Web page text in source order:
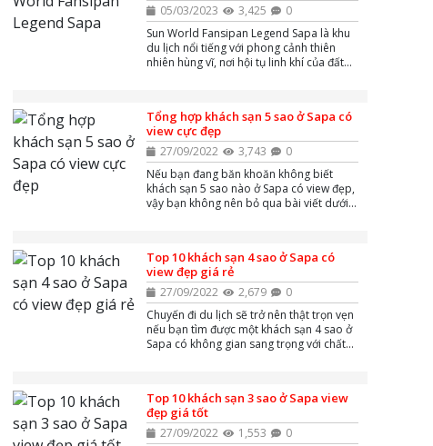
05/03/2023 3,425
0
Sun World Fansipan Legend Sapa là khu
du lịch nổi tiếng với phong cảnh thiên
nhiên hùng vĩ, nơi hội tụ linh khí của đất
?
Tổng hợp khách sạn 5 sao ở Sapa có
view cực đẹp
27/09/2022 3,743
0
Nếu bạn đang băn khoăn không biết
khách sạn 5 sao nào ở Sapa có view đẹp,
vậy bạn không nên bỏ qua bài viết dưới
Sapa năm 2022.
Top 10 khách sạn 4 sao ở Sapa có
view đẹp giá rẻ
27/09/2022 2,679
0
Chuyến đi du lịch sẽ trở nên thật trọn vẹn
nếu bạn tìm được một khách sạn 4 sao ở
Sapa có không gian sang trọng với chất
khách sạn ở Sapa được đánh giá tiêu
chuẩn 4 sao, có nội thất tiện nghi và view
đẹp bậc nhất gần khu trung tâm.
Top 10 khách sạn 3 sao ở Sapa view
đẹp giá tốt
27/09/2022 1,553
0